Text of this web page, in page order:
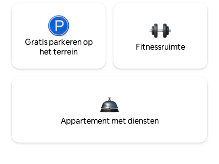
Gratis parkeren op
het terrein
Fitnessruimte
Appartement met diensten